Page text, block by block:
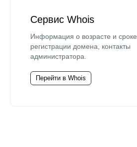
Сервис Whois
Информация о возрасте и сроке
регистрации домена, контакты
администратора.
Перейти в Whois